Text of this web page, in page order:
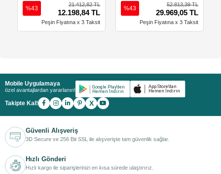
21.412,82 TL
12.198,84 TL
%43
Peşin Fiyatına x 3 Taksit
52.813,39 TL
29.969,05 TL
%43
Peşin Fiyatına x 3 Taksit
Mobile Uygulamaya
özel avantajlardan yararlanın!
Takipte Kal! X
Güvenli Alışveriş
3D Secure ve 256 Bit SSL ile alışverişte tam güvenlik sağlar.
Hızlı Gönderi
Hızlı kargo ile siparişlerinizi en kısa sürede ulaştırırız.